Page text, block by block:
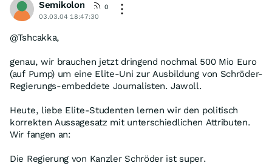
Semikolon
0
03.03.04 18:47:30
@Tshcakka,
genau, wir brauchen jetzt dringend nochmal 500 Mio Euro
(auf Pump) um eine Elite-Uni zur Ausbildung von Schröder-
Regierungs-embeddete Journalisten. Jawoll.
Heute, liebe Elite-Studenten lernen wir den politisch
korrekten Aussagesatz mit unterschiedlichen Attributen.
Wir fangen an:
Die Regierung von Kanzler Schröder ist super.